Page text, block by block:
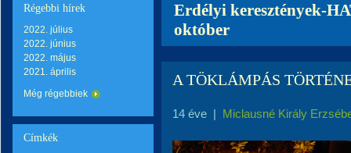
Régebbi hírek
2022. július
2022. június
2022. május
2021. április
Még régebbiek
Címkék
Erdélyi keresztények-
október
A TÖKLÁMPÁS
14 éve | Miclausné Király